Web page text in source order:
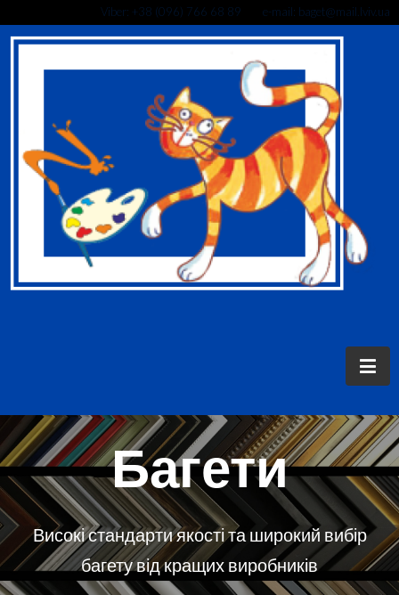
Viber: +38 (096) 766 68 89 e-mail: baget@mail.lviv.ua
Багети
Високі стандарти якості та широкий вибір
багету від кращих виробників